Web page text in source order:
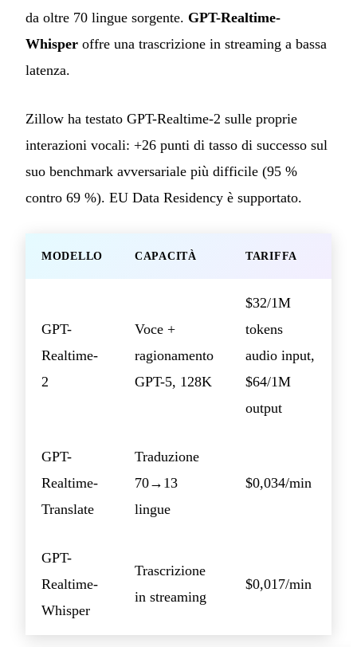
da oltre 70 lingue sorgente. GPT-Realtime-
Whisper offre una trascrizione in streaming a bassa
latenza.
Zillow ha testato GPT-Realtime-2 sulle proprie
interazioni vocali: +26 punti di tasso di successo sul
suo benchmark avversariale più difficile (95 %
contro 69 %). EU Data Residency è supportato.
MODELLO CAPACITÀ TARIFFA
GPT-
Realtime-
2
Voce +
ragionamento
GPT-5, 128K
$32/1M
tokens
audio input,
$64/1M
output
GPT-
Realtime-
Translate
Traduzione
70→13
lingue
$0,034/min
GPT-
Realtime-
Whisper
Trascrizione
in streaming
$0,017/min